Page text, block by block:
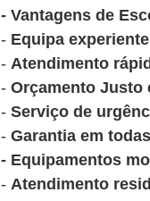
- Vantagens de
- Equipa
- Atendimento
- Orçamento Justo
- Serviço de
- Garantia em
- Equipamentos
- Atendimento